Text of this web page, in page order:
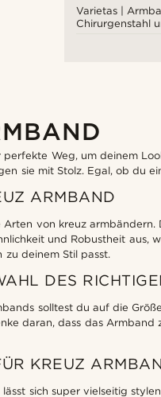
Varietas |
Chirurgenstahl
Weg, um deinem
sie mit Stolz. Egal, ob du
ARMBAND
von kreuz armbändern.
und Robustheit aus,
zu deinem Stil passt.
DES
solltest du auf die
daran, dass das
KREUZ
sich super vielseitig